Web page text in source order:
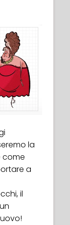
la
come
a
il